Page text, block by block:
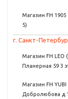
Магазин FH 1905
5)
г. Санкт-
Магазин FH
Планерная 59 3
Магазин FH
Добролюбова